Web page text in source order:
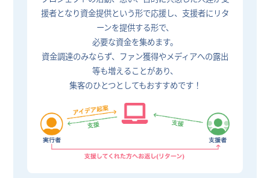
援者となり資金提供という形で応援し、支援者にリタ
ーンを提供する形で、
必要な資金を集めます。
資金調達のみならず、ファン獲得やメディアへの露出
等も増えることがあり、
集客のひとつとしてもおすすめです！